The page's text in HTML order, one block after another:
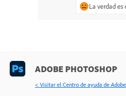
La verdad es
ADOBE PHOTOSHOP
< Visitar el Centro de ayuda de Adobe